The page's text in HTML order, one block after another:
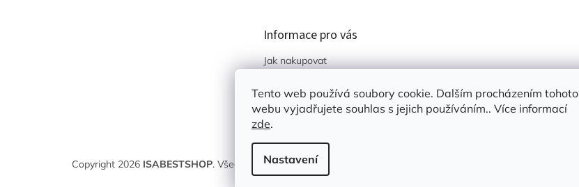
Tento web používá soubory cookie. Dalším procházením tohoto
webu vyjadřujete souhlas s jejich používáním.. Více informací
zde.
Nastavení
Informace pro vás
Jak nakupovat
Podmínky ochrany osobních
údajů
Copyright 2026 ISABESTSHOP. Všechna práva vyhrazena.